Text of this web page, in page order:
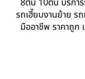
รถเฮี๊ยบงานย้าย ร
มืออาชีพ ราคาถูก